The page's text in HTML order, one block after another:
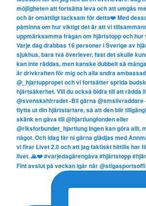
Fint avslut på veckan igår när @stigasportsoffi